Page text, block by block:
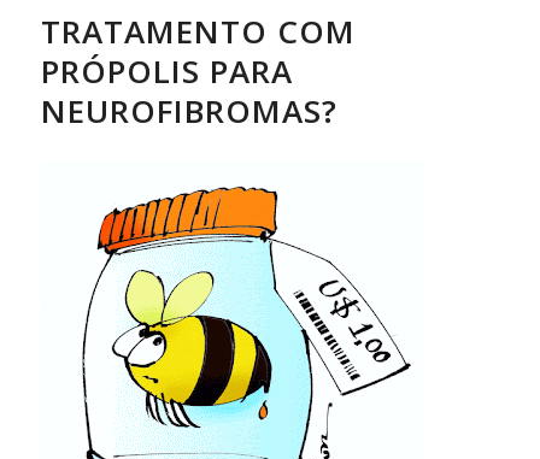
TRATAMENTO COM
PRÓPOLIS PARA
NEUROFIBROMAS?